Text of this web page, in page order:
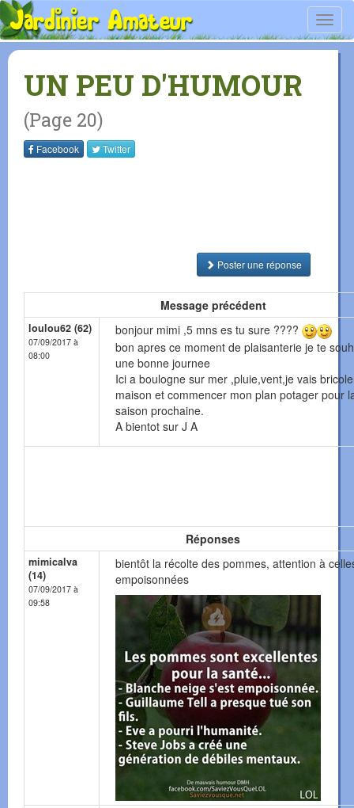
UN PEU D'HUMOUR
(Page 20)
Facebook Twitter
Poster une réponse
Message précédent
loulou62 (62)
07/09/2017 à
08:00
bonjour mimi ,5 mns es tu sure ????
bon apres ce moment de plaisanterie je te
une bonne journee
Ici a boulogne sur mer ,pluie,vent,je vais
maison et commencer mon plan potager pour
saison prochaine.
A bientot sur J A
Réponses
mimicalva
(14)
07/09/2017 à
09:58
bientôt la récolte des pommes, attention à
empoisonnées